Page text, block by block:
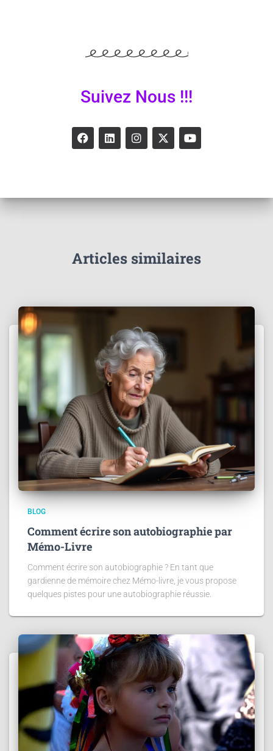
Suivez Nous !!!
Articles similaires
BLOG
Comment écrire son autobiographie par
Mémo-Livre
Comment écrire son autobiographie ? En tant que
gardienne de mémoire chez Mémo-livre, je vous propose
quelques pistes pour une autobiographie réussie.